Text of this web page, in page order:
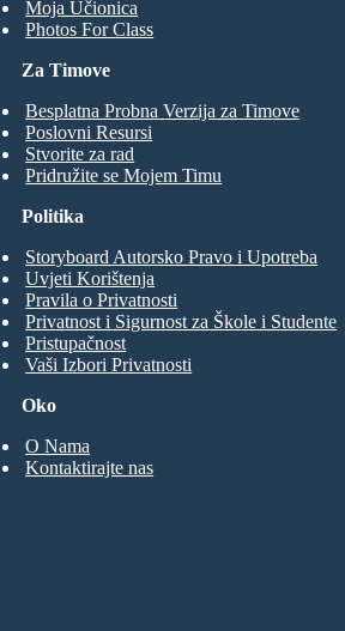
Moja Učionica
Photos For Class
Za Timove
Besplatna Probna Verzija za Timove
Poslovni Resursi
Stvorite za rad
Pridružite se Mojem Timu
Oko
O Nama
Kontaktirajte nas
Politika
Storyboard Autorsko Pravo i Upotreba
Uvjeti Korištenja
Pravila o Privatnosti
Privatnost i Sigurnost za Škole i Studente
Pristupačnost
Vaši Izbori Privatnosti